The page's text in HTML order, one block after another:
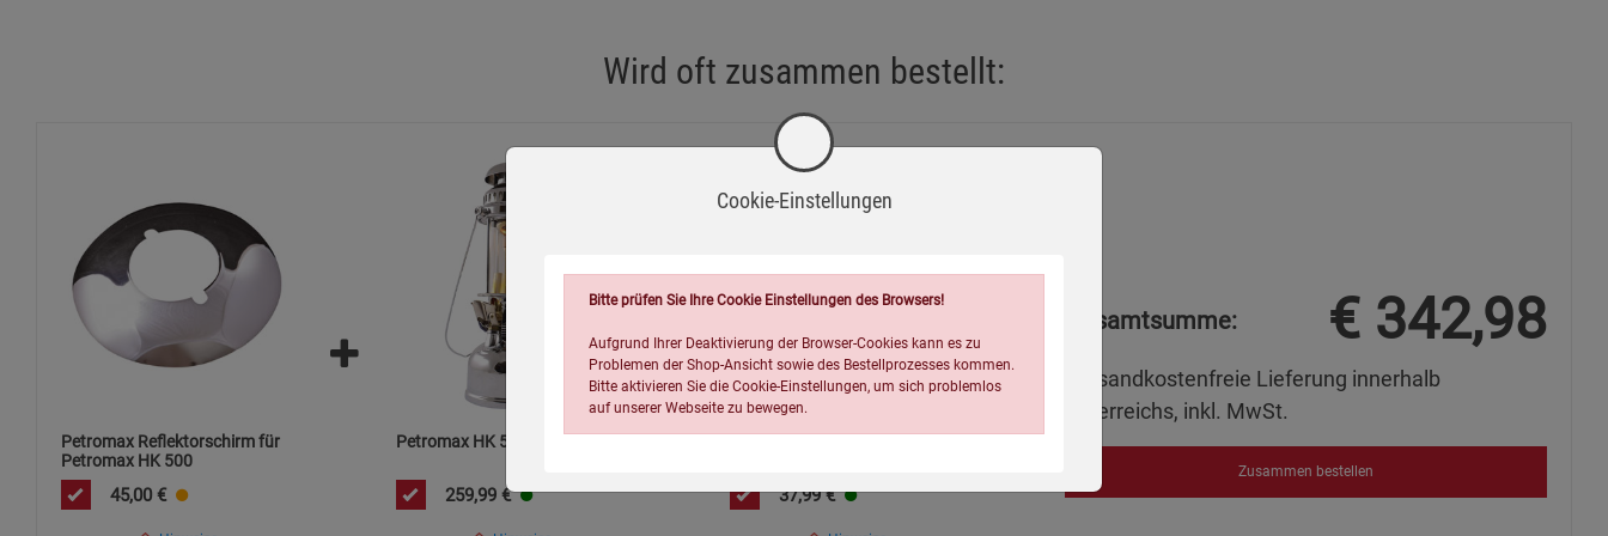
Verwenden Sie den Reflektorschirm nur mit einer kompatiblen Petromax-Lampe, Modell HK 500.
Halten Sie den Schirm von brennbaren Materialien fern, insbesondere während des Lampenbetriebs.
Reinigen Sie die Oberfläche nur mit milden Reinigungsmitteln, um die Verchromung nicht zu beschädigen.
Zusätzliche Hinweise:
Der Reflektorschirm ist 35 cm im Durchmesser und für den Betrieb im Freien geeignet.
Umweltschutz: Entsorgen Sie den Reflektorschirm nicht über den Hausmüll. Nutzen Sie dafür vorgesehene Sammelstellen
oder Recyclingoptionen für Metallteile.
Wird oft zusammen bestellt:
Petromax Reflektorschirm für
Petromax HK 500
45,00 €
Petromax HK 500
259,99 € 37,99 €
= Gesamtsumme: € 342,98
Versandkostenfreie Lieferung innerhalb
Österreichs, inkl. MwSt.
Zusammen bestellen
Cookie-Einstellungen
Bitte prüfen Sie Ihre Cookie Einstellungen des Browsers!
Aufgrund Ihrer Deaktivierung der Browser-Cookies kann es zu
Problemen der Shop-Ansicht sowie des Bestellprozesses kommen.
Bitte aktivieren Sie die Cookie-Einstellungen, um sich problemlos
auf unserer Webseite zu bewegen.